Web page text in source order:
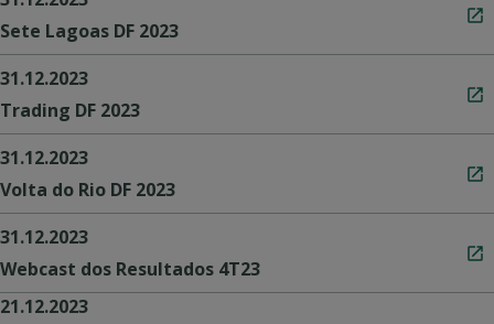
Sete Lagoas DF 2023
31.12.2023
Trading DF 2023
31.12.2023
Volta do Rio DF 2023
31.12.2023
Webcast dos Resultados 4T23
21.12.2023